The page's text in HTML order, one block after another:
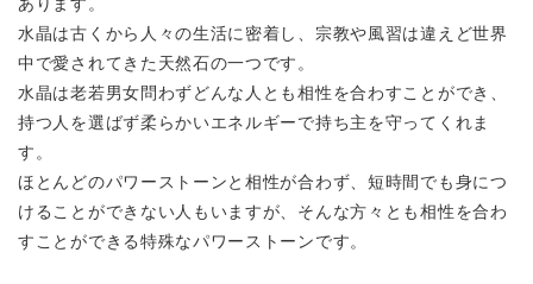
あります。
水晶は古くから人々の生活に密着し、宗教や風習は違えど世界
中で愛されてきた天然石の一つです。
水晶は老若男女問わずどんな人とも相性を合わすことができ、
持つ人を選ばず柔らかいエネルギーで持ち主を守ってくれま
す。
ほとんどのパワーストーンと相性が合わず、短時間でも身につ
けることができない人もいますが、そんな方々とも相性を合わ
すことができる特殊なパワーストーンです。